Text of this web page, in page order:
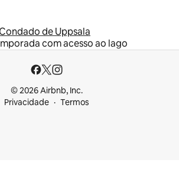
de Uppsala
com acesso ao lago
© 2026 Airbnb, Inc.
Privacidade
Termos